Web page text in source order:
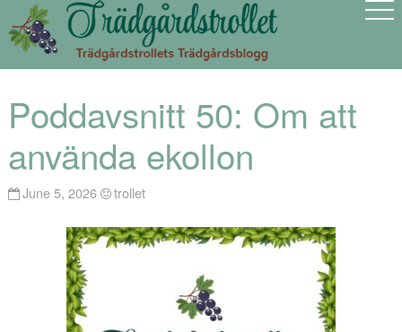
Poddavsnitt 50: Om att
använda ekollon
June 5, 2026 trollet